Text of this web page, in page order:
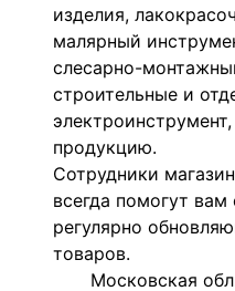
изделия,
малярный
слесарно-
строительные и
продукцию.
Сотрудники
всегда помогут
регулярно
товаров.
Московская